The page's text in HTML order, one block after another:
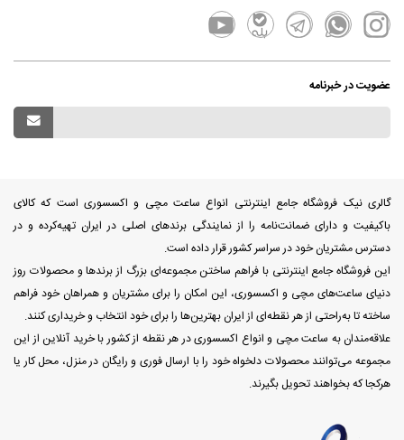
عضویت در خبرنامه
گالری نیک فروشگاه جامع اینترنتی انواع ساعت مچی و اکسسوری است که کالای
باکیفیت و دارای ضمانت‌نامه را از نمایندگی برندهای اصلی در ایران تهیه‌کرده و در
دسترس مشتریان خود در سراسر کشور قرار داده است.
این فروشگاه جامع اینترنتی با فراهم ساختن مجموعه‌ای بزرگ از برندها و محصولات روز
دنیای ساعت‌های مچی و اکسسوری، این امکان را برای مشتریان و همراهان خود فراهم
ساخته تا به‌راحتی از هر نقطه‌ای از ایران بهترین‌ها را برای خود انتخاب و خریداری کنند.
علاقه‌مندان به ساعت مچی و انواع اکسسوری در هر نقطه از کشور با خرید آنلاین از این
مجموعه می‌توانند محصولات دلخواه خود را با ارسال فوری و رایگان در منزل، محل کار یا
هرکجا که بخواهند تحویل بگیرند.